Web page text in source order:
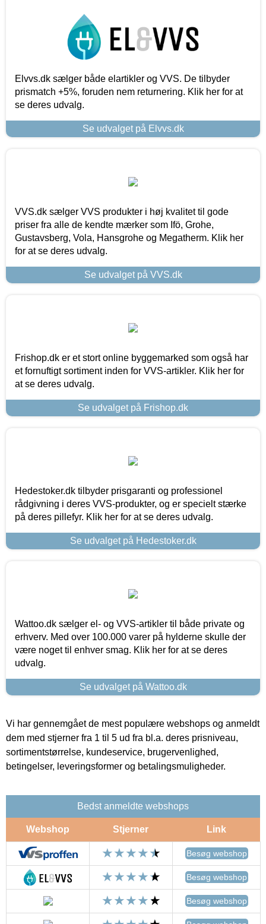
Elvvs.dk sælger både elartikler og VVS. De tilbyder
prismatch +5%, foruden nem returnering. Klik her for at
se deres udvalg.
Se udvalget på Elvvs.dk
VVS.dk sælger VVS produkter i høj kvalitet til gode
priser fra alle de kendte mærker som Ifö, Grohe,
Gustavsberg, Vola, Hansgrohe og Megatherm. Klik her
for at se deres udvalg.
Se udvalget på VVS.dk
Frishop.dk er et stort online byggemarked som også har
et fornuftigt sortiment inden for VVS-artikler. Klik her for
at se deres udvalg.
Se udvalget på Frishop.dk
Hedestoker.dk tilbyder prisgaranti og professionel
rådgivning i deres VVS-produkter, og er specielt stærke
på deres pillefyr. Klik her for at se deres udvalg.
Se udvalget på Hedestoker.dk
Wattoo.dk sælger el- og VVS-artikler til både private og
erhverv. Med over 100.000 varer på hylderne skulle der
være noget til enhver smag. Klik her for at se deres
udvalg.
Se udvalget på Wattoo.dk
Vi har gennemgået de mest populære webshops og anmeldt
dem med stjerner fra 1 til 5 ud fra bl.a. deres prisniveau,
sortimentstørrelse, kundeservice, brugervenlighed,
betingelser, leveringsformer og betalingsmuligheder.
Bedst anmeldte webshops
Webshop Stjerner Link
Besøg webshop
Besøg webshop
Besøg webshop